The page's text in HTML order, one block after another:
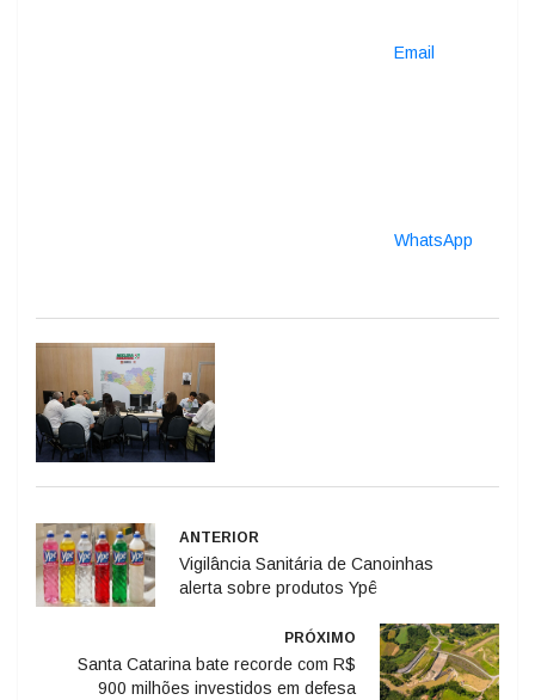
Email
WhatsApp
ANTERIOR
Vigilância Sanitária de Canoinhas
alerta sobre produtos Ypê
PRÓXIMO
Santa Catarina bate recorde com R$
900 milhões investidos em defesa